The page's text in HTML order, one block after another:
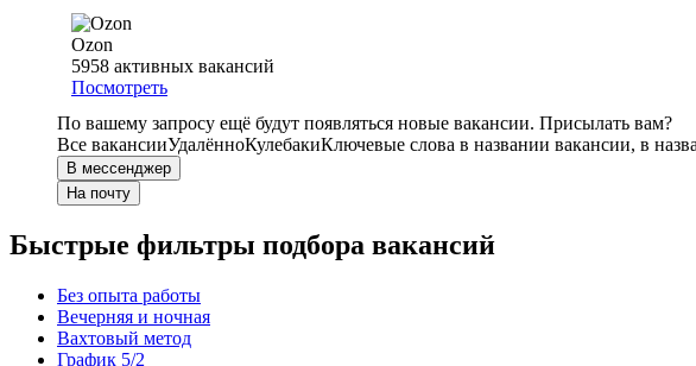
Ozon
5958 активных вакансий
Посмотреть
По вашему запросу ещё будут появляться новые вакансии. Присылать вам?
Все вакансииУдалённоКулебакиКлючевые слова в названии вакансии, в
В мессенджер
На почту
Быстрые фильтры подбора вакансий
Без опыта работы
Вечерняя и ночная
Вахтовый метод
График 5/2